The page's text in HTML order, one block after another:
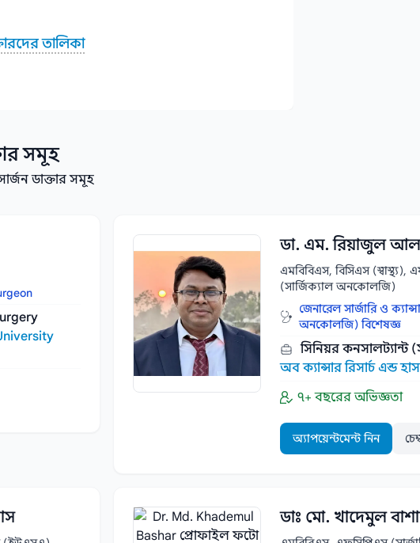
তালিকা
সমূহ
ডাক্তার সমূহ
ডা. এম. রিয়াজুল
এমবিবিএস, বিসিএস (স্বাস্থ্য),
(সার্জিক্যাল অনকোলজি)
জেনারেল সার্জারি ও
অনকোলজি) বিশেষজ্ঞ
সিনিয়র কনসালট্যান্ট
অব ক্যান্সার রিসার্চ এন্ড
৭+ বছরের অভিজ্ঞতা
অ্যাপয়েন্টমেন্ট নিন
ডাঃ মো. খাদেমুল